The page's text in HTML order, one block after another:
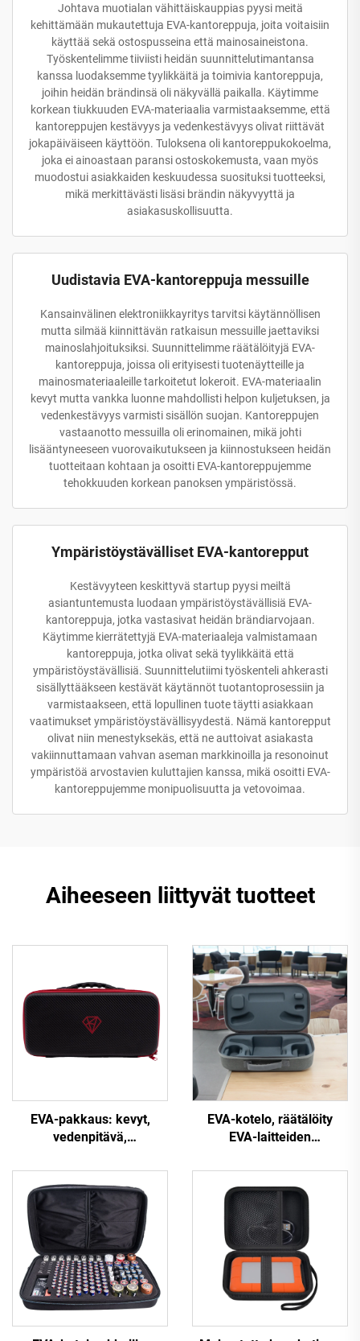
Johtava muotialan vähittäiskauppias pyysi meitä
kehittämään mukautettuja EVA-kantoreppuja, joita voitaisiin
käyttää sekä ostospusseina että mainosaineistona.
Työskentelimme tiiviisti heidän suunnittelutimantansa
kanssa luodaksemme tyylikkäitä ja toimivia kantoreppuja,
joihin heidän brändinsä oli näkyvällä paikalla. Käytimme
korkean tiukkuuden EVA-materiaalia varmistaaksemme, että
kantoreppujen kestävyys ja vedenkestävyys olivat riittävät
jokapäiväiseen käyttöön. Tuloksena oli kantoreppukokoelma,
joka ei ainoastaan paransi ostoskokemusta, vaan myös
muodostui asiakkaiden keskuudessa suosituksi tuotteeksi,
mikä merkittävästi lisäsi brändin näkyvyyttä ja
asiakasuskollisuutta.
Uudistavia EVA-kantoreppuja messuille
Kansainvälinen elektroniikkayritys tarvitsi käytännöllisen
mutta silmää kiinnittävän ratkaisun messuille jaettaviksi
mainoslahjoituksiksi. Suunnittelimme räätälöityjä EVA-
kantoreppuja, joissa oli erityisesti tuotenäytteille ja
mainosmateriaaleille tarkoitetut lokeroit. EVA-materiaalin
kevyt mutta vankka luonne mahdollisti helpon kuljetuksen, ja
vedenkestävyys varmisti sisällön suojan. Kantoreppujen
vastaanotto messuilla oli erinomainen, mikä johti
lisääntyneeseen vuorovaikutukseen ja kiinnostukseen heidän
tuotteitaan kohtaan ja osoitti EVA-kantoreppujemme
tehokkuuden korkean panoksen ympäristössä.
Ympäristöystävälliset EVA-kantorepput
Kestävyyteen keskittyvä startup pyysi meiltä
asiantuntemusta luodaan ympäristöystävällisiä EVA-
kantoreppuja, jotka vastasivat heidän brändiarvojaan.
Käytimme kierrätettyjä EVA-materiaaleja valmistamaan
kantoreppuja, jotka olivat sekä tyylikkäitä että
ympäristöystävällisiä. Suunnittelutiimi työskenteli ahkerasti
sisällyttääkseen kestävät käytännöt tuotantoprosessiin ja
varmistaakseen, että lopullinen tuote täytti asiakkaan
vaatimukset ympäristöystävällisyydestä. Nämä kantorepput
olivat niin menestyksekäs, että ne auttoivat asiakasta
vakiinnuttamaan vahvan aseman markkinoilla ja resonoinut
ympäristöä arvostavien kuluttajien kanssa, mikä osoitti EVA-
kantoreppujemme monipuolisuutta ja vetovoimaa.
Aiheeseen liittyvät tuotteet
EVA-pakkaus: kevyt,
vedenpitävä,
mukautettava sähköisen
kosketinsoittimen
säilytyslaatikko –
maanjäristyksenvastainen,
kestävä, musta;
käytettävissä
leiriytymiseen ja
matkailuun.
EVA-kotelo, räätälöity
EVA-laitteiden
vetoketju sulkeutuu
matkailua ja retkeilyä
varten